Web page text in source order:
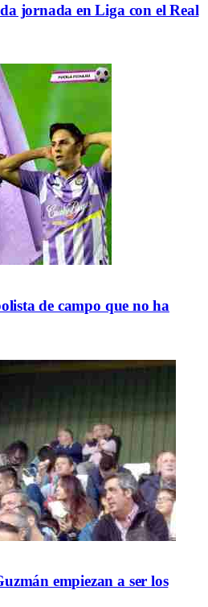
jornada en Liga con el Real
de campo que no ha
empiezan a ser los